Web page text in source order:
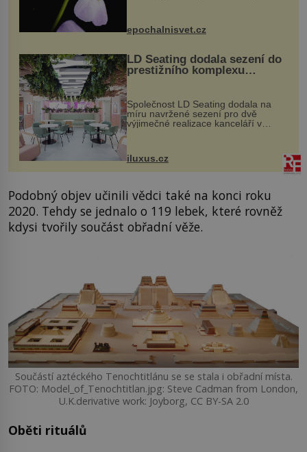
vstupenka...
epochalnisvet.cz
LD Seating dodala sezení do
prestižního komplexu
MediaCityUK v Salfordu
Společnost LD Seating dodala na
míru navržené sezení pro dvě
výjimečné realizace kanceláří v
areálu MediaCityUK v anglickém
budov Media...
iluxus.cz
Podobný objev učinili vědci také na konci roku
2020. Tehdy se jednalo o 119 lebek, které rovněž
kdysi tvořily součást obřadní věže.
Součástí aztéckého Tenochtitlánu se se stala i obřadní místa.
FOTO: Model_of_Tenochtitlan.jpg: Steve Cadman from London,
U.K.derivative work: Joyborg, CC BY-SA 2.0
Oběti rituálů